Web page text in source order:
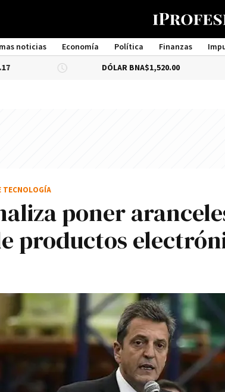
noticias Economía Política Finanzas
DÓLAR BNA $1,520.00
poner
productos
TECNOLOGÍA